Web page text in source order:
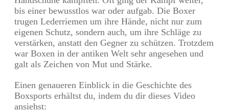
bis einer bewusstlos war oder aufgab. Die Boxer
trugen Lederriemen um ihre Hände, nicht nur zum
eigenen Schutz, sondern auch, um ihre Schläge zu
verstärken, anstatt den Gegner zu schützen. Trotzdem
war Boxen in der antiken Welt sehr angesehen und
galt als Zeichen von Mut und Stärke.
Einen genaueren Einblick in die Geschichte des
Boxsports erhältst du, indem du dir dieses Video
ansiehst: